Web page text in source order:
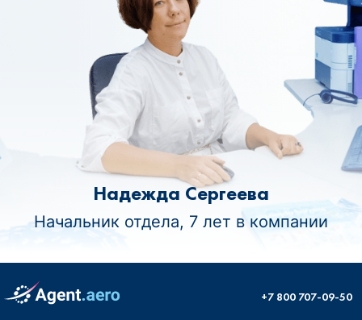
Надежда Сергеева
Начальник отдела, 7 лет в компании
+7 800 707-09-50